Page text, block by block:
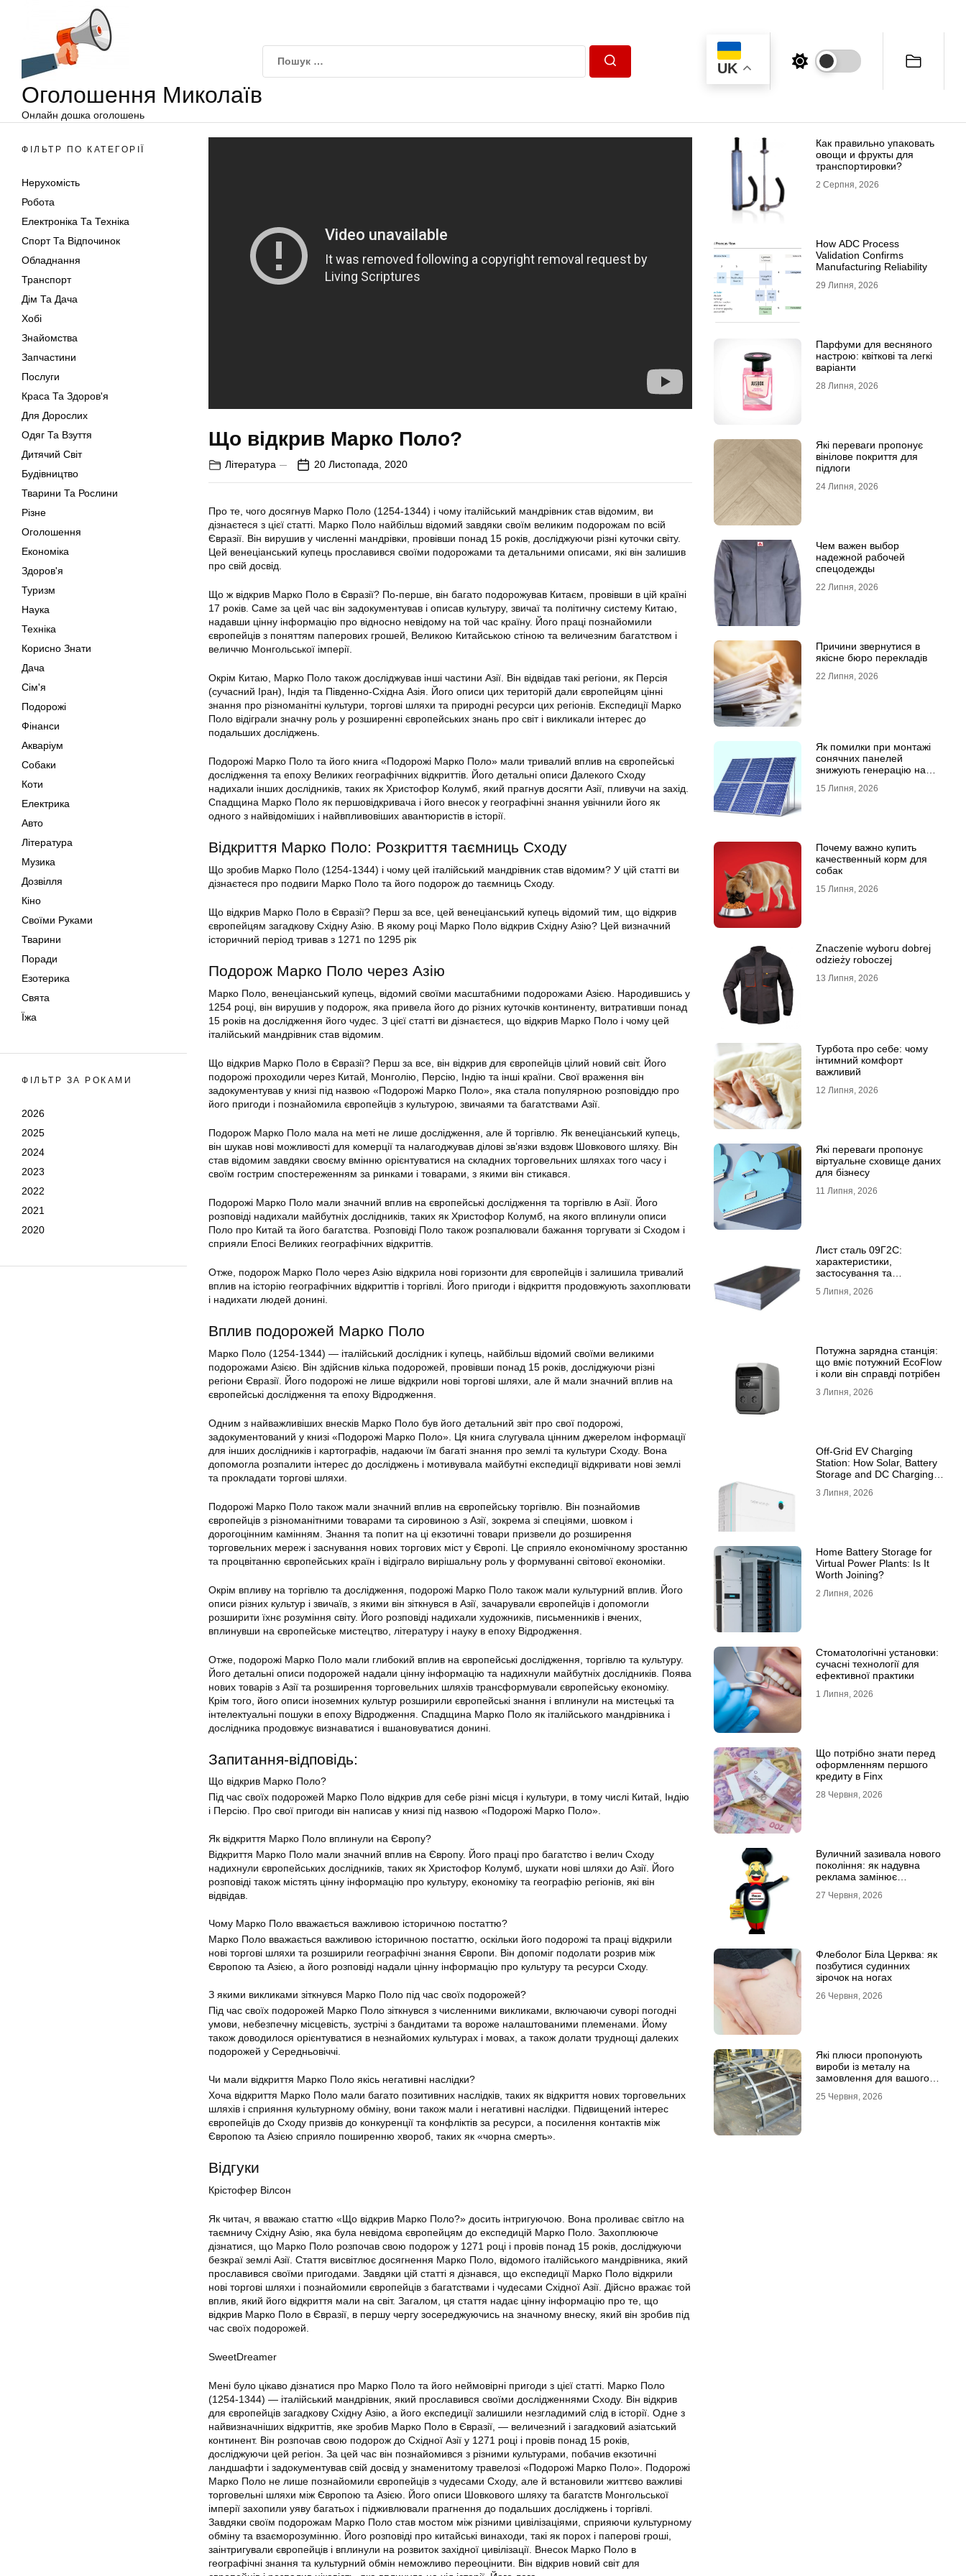
Оголошення Миколаїв
Онлайн дошка оголошень
UK
ФІЛЬТР ПО КАТЕГОРІЇ
Нерухомість
Робота
Електроніка Та Техніка
Спорт Та Відпочинок
Обладнання
Транспорт
Дім Та Дача
Хобі
Знайомства
Запчастини
Послуги
Краса Та Здоров'я
Для Дорослих
Одяг Та Взуття
Дитячий Світ
Будівництво
Тварини Та Рослини
Різне
Оголошення
Економіка
Здоров'я
Туризм
Наука
Техніка
Корисно Знати
Дача
Сім'я
Подорожі
Фінанси
Акваріум
Собаки
Коти
Електрика
Авто
Література
Музика
Дозвілля
Кіно
Своїми Руками
Тварини
Поради
Езотерика
Свята
Їжа
ФІЛЬТР ЗА РОКАМИ
2026
2025
2024
2023
2022
2021
2020
Що відкрив Марко Поло?
Література 20 Листопада, 2020
Про те, чого досягнув Марко Поло (1254-1344) і чому італійський мандрівник став відомим, ви
дізнаєтеся з цієї статті. Марко Поло найбільш відомий завдяки своїм великим подорожам по всій
Євразії. Він вирушив у численні мандрівки, провівши понад 15 років, досліджуючи різні куточки світу.
Цей венеціанський купець прославився своїми подорожами та детальними описами, які він залишив
про свій досвід.
Що ж відкрив Марко Поло в Євразії? По-перше, він багато подорожував Китаєм, провівши в цій країні
17 років. Саме за цей час він задокументував і описав культуру, звичаї та політичну систему Китаю,
надавши цінну інформацію про відносно невідому на той час країну. Його праці познайомили
європейців з поняттям паперових грошей, Великою Китайською стіною та величезним багатством і
величчю Монгольської імперії.
Окрім Китаю, Марко Поло також досліджував інші частини Азії. Він відвідав такі регіони, як Персія
(сучасний Іран), Індія та Південно-Східна Азія. Його описи цих територій дали європейцям цінні
знання про різноманітні культури, торгові шляхи та природні ресурси цих регіонів. Експедиції Марко
Поло відіграли значну роль у розширенні європейських знань про світ і викликали інтерес до
подальших досліджень.
Подорожі Марко Поло та його книга «Подорожі Марко Поло» мали тривалий вплив на європейські
дослідження та епоху Великих географічних відкриттів. Його детальні описи Далекого Сходу
надихали інших дослідників, таких як Христофор Колумб, який прагнув досягти Азії, пливучи на захід.
Спадщина Марко Поло як першовідкривача і його внесок у географічні знання увічнили його як
одного з найвідоміших і найвпливовіших авантюристів в історії.
Відкриття Марко Поло: Розкриття таємниць Сходу
Що зробив Марко Поло (1254-1344) і чому цей італійський мандрівник став відомим? У цій статті ви
дізнаєтеся про подвиги Марко Поло та його подорож до таємниць Сходу.
Що відкрив Марко Поло в Євразії? Перш за все, цей венеціанський купець відомий тим, що відкрив
європейцям загадкову Східну Азію. В якому році Марко Поло відкрив Східну Азію? Цей визначний
історичний період тривав з 1271 по 1295 рік
Подорож Марко Поло через Азію
Марко Поло, венеціанський купець, відомий своїми масштабними подорожами Азією. Народившись у
1254 році, він вирушив у подорож, яка привела його до різних куточків континенту, витративши понад
15 років на дослідження його чудес. З цієї статті ви дізнаєтеся, що відкрив Марко Поло і чому цей
італійський мандрівник став відомим.
Що відкрив Марко Поло в Євразії? Перш за все, він відкрив для європейців цілий новий світ. Його
подорожі проходили через Китай, Монголію, Персію, Індію та інші країни. Свої враження він
задокументував у книзі під назвою «Подорожі Марко Поло», яка стала популярною розповіддю про
його пригоди і познайомила європейців з культурою, звичаями та багатствами Азії.
Подорож Марко Поло мала на меті не лише дослідження, але й торгівлю. Як венеціанський купець,
він шукав нові можливості для комерції та налагоджував ділові зв’язки вздовж Шовкового шляху. Він
став відомим завдяки своєму вмінню орієнтуватися на складних торговельних шляхах того часу і
своїм гострим спостереженням за ринками і товарами, з якими він стикався.
Подорожі Марко Поло мали значний вплив на європейські дослідження та торгівлю в Азії. Його
розповіді надихали майбутніх дослідників, таких як Христофор Колумб, на якого вплинули описи
Поло про Китай та його багатства. Розповіді Поло також розпалювали бажання торгувати зі Сходом і
сприяли Епосі Великих географічних відкриттів.
Отже, подорож Марко Поло через Азію відкрила нові горизонти для європейців і залишила тривалий
вплив на історію географічних відкриттів і торгівлі. Його пригоди і відкриття продовжують захоплювати
і надихати людей донині.
Вплив подорожей Марко Поло
Марко Поло (1254-1344) — італійський дослідник і купець, найбільш відомий своїми великими
подорожами Азією. Він здійснив кілька подорожей, провівши понад 15 років, досліджуючи різні
регіони Євразії. Його подорожі не лише відкрили нові торгові шляхи, але й мали значний вплив на
європейські дослідження та епоху Відродження.
Одним з найважливіших внесків Марко Поло був його детальний звіт про свої подорожі,
задокументований у книзі «Подорожі Марко Поло». Ця книга слугувала цінним джерелом інформації
для інших дослідників і картографів, надаючи їм багаті знання про землі та культури Сходу. Вона
допомогла розпалити інтерес до досліджень і мотивувала майбутні експедиції відкривати нові землі
та прокладати торгові шляхи.
Подорожі Марко Поло також мали значний вплив на європейську торгівлю. Він познайомив
європейців з різноманітними товарами та сировиною з Азії, зокрема зі спеціями, шовком і
дорогоцінним камінням. Знання та попит на ці екзотичні товари призвели до розширення
торговельних мереж і заснування нових торгових міст у Європі. Це сприяло економічному зростанню
та процвітанню європейських країн і відіграло вирішальну роль у формуванні світової економіки.
Окрім впливу на торгівлю та дослідження, подорожі Марко Поло також мали культурний вплив. Його
описи різних культур і звичаїв, з якими він зіткнувся в Азії, зачарували європейців і допомогли
розширити їхнє розуміння світу. Його розповіді надихали художників, письменників і вчених,
вплинувши на європейське мистецтво, літературу і науку в епоху Відродження.
Отже, подорожі Марко Поло мали глибокий вплив на європейські дослідження, торгівлю та культуру.
Його детальні описи подорожей надали цінну інформацію та надихнули майбутніх дослідників. Поява
нових товарів з Азії та розширення торговельних шляхів трансформували європейську економіку.
Крім того, його описи іноземних культур розширили європейські знання і вплинули на мистецькі та
інтелектуальні пошуки в епоху Відродження. Спадщина Марко Поло як італійського мандрівника і
дослідника продовжує визнаватися і вшановуватися донині.
Запитання-відповідь:
Що відкрив Марко Поло?
Під час своїх подорожей Марко Поло відкрив для себе різні місця і культури, в тому числі Китай, Індію
і Персію. Про свої пригоди він написав у книзі під назвою «Подорожі Марко Поло».
Як відкриття Марко Поло вплинули на Європу?
Відкриття Марко Поло мали значний вплив на Європу. Його праці про багатство і велич Сходу
надихнули європейських дослідників, таких як Христофор Колумб, шукати нові шляхи до Азії. Його
розповіді також містять цінну інформацію про культуру, економіку та географію регіонів, які він
відвідав.
Чому Марко Поло вважається важливою історичною постаттю?
Марко Поло вважається важливою історичною постаттю, оскільки його подорожі та праці відкрили
нові торгові шляхи та розширили географічні знання Європи. Він допоміг подолати розрив між
Європою та Азією, а його розповіді надали цінну інформацію про культуру та ресурси Сходу.
З якими викликами зіткнувся Марко Поло під час своїх подорожей?
Під час своїх подорожей Марко Поло зіткнувся з численними викликами, включаючи суворі погодні
умови, небезпечну місцевість, зустрічі з бандитами та вороже налаштованими племенами. Йому
також доводилося орієнтуватися в незнайомих культурах і мовах, а також долати труднощі далеких
подорожей у Середньовіччі.
Чи мали відкриття Марко Поло якісь негативні наслідки?
Хоча відкриття Марко Поло мали багато позитивних наслідків, таких як відкриття нових торговельних
шляхів і сприяння культурному обміну, вони також мали і негативні наслідки. Підвищений інтерес
європейців до Сходу призвів до конкуренції та конфліктів за ресурси, а посилення контактів між
Європою та Азією сприяло поширенню хвороб, таких як «чорна смерть».
Відгуки
Крістофер Вілсон
Як читач, я вважаю статтю «Що відкрив Марко Поло?» досить інтригуючою. Вона проливає світло на
таємничу Східну Азію, яка була невідома європейцям до експедицій Марко Поло. Захоплююче
дізнатися, що Марко Поло розпочав свою подорож у 1271 році і провів понад 15 років, досліджуючи
безкраї землі Азії. Стаття висвітлює досягнення Марко Поло, відомого італійського мандрівника, який
прославився своїми пригодами. Завдяки цій статті я дізнався, що експедиції Марко Поло відкрили
нові торгові шляхи і познайомили європейців з багатствами і чудесами Східної Азії. Дійсно вражає той
вплив, який його відкриття мали на світ. Загалом, ця стаття надає цінну інформацію про те, що
відкрив Марко Поло в Євразії, в першу чергу зосереджуючись на значному внеску, який він зробив під
час своїх подорожей.
SweetDreamer
Мені було цікаво дізнатися про Марко Поло та його неймовірні пригоди з цієї статті. Марко Поло
(1254-1344) — італійський мандрівник, який прославився своїми дослідженнями Сходу. Він відкрив
для європейців загадкову Східну Азію, а його експедиції залишили незгладимий слід в історії. Одне з
найвизначніших відкриттів, яке зробив Марко Поло в Євразії, — величезний і загадковий азіатський
континент. Він розпочав свою подорож до Східної Азії у 1271 році і провів понад 15 років,
досліджуючи цей регіон. За цей час він познайомився з різними культурами, побачив екзотичні
ландшафти і задокументував свій досвід у знаменитому травелозі «Подорожі Марко Поло». Подорожі
Марко Поло не лише познайомили європейців з чудесами Сходу, але й встановили життєво важливі
торговельні шляхи між Європою та Азією. Його описи Шовкового шляху та багатств Монгольської
імперії захопили уяву багатьох і підживлювали прагнення до подальших досліджень і торгівлі.
Завдяки своїм подорожам Марко Поло став мостом між різними цивілізаціями, сприяючи культурному
обміну та взаєморозумінню. Його розповіді про китайські винаходи, такі як порох і паперові гроші,
заінтригували європейців і вплинули на розвиток західної цивілізації. Внесок Марко Поло в
географічні знання та культурний обмін неможливо переоцінити. Він відкрив новий світ для
Как правильно упаковать
овощи и фрукты для
транспортировки?
2 Серпня, 2026
How ADC Process
Validation Confirms
Manufacturing Reliability
29 Липня, 2026
Парфуми для весняного
настрою: квіткові та легкі
варіанти
28 Липня, 2026
Які переваги пропонує
вінілове покриття для
підлоги
24 Липня, 2026
Чем важен выбор
надежной рабочей
спецодежды
22 Липня, 2026
Причини звернутися в
якісне бюро перекладів
22 Липня, 2026
Як помилки при монтажі
сонячних панелей
знижують генерацію на
15 Липня, 2026
Почему важно купить
качественный корм для
собак
15 Липня, 2026
Znaczenie wyboru dobrej
odzieży roboczej
13 Липня, 2026
Турбота про себе: чому
інтимний комфорт
важливий
12 Липня, 2026
Які переваги пропонує
віртуальне сховище даних
для бізнесу
11 Липня, 2026
Лист сталь 09Г2С:
характеристики,
застосування та
10ХСНД
5 Липня, 2026
Потужна зарядна станція:
що вміє потужний EcoFlow
і коли він справді потрібен
3 Липня, 2026
Off-Grid EV Charging
Station: How Solar, Battery
Storage and DC Charging
3 Липня, 2026
Home Battery Storage for
Virtual Power Plants: Is It
Worth Joining?
2 Липня, 2026
Стоматологічні установки:
сучасні технології для
ефективної практики
1 Липня, 2026
Що потрібно знати перед
оформленням першого
кредиту в Finx
28 Червня, 2026
Вуличний зазивала нового
покоління: як надувна
реклама замінює
витрати
27 Червня, 2026
Флеболог Біла Церква: як
позбутися судинних
зірочок на ногах
26 Червня, 2026
Які плюси пропонують
вироби із металу на
замовлення для вашого
25 Червня, 2026